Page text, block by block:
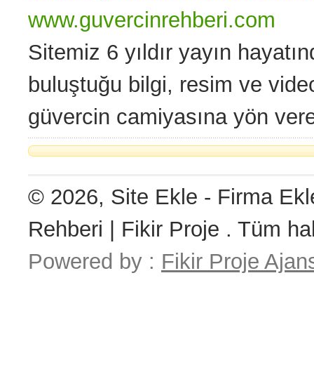
www.guvercinrehberi.com
Sitemiz 6 yıldır yayın
buluştuğu bilgi, resim ve
güvercin camiyasına yön
© 2026, Site Ekle - Firma
Rehberi | Fikir Proje . Tüm
Powered by : Fikir Proje